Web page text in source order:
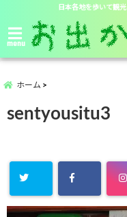
日本各地を歩いて観
menu
ホーム
sentyousitu3